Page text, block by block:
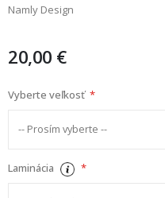
Namly Design
20,00 €
Vyberte veľkosť
Laminácia